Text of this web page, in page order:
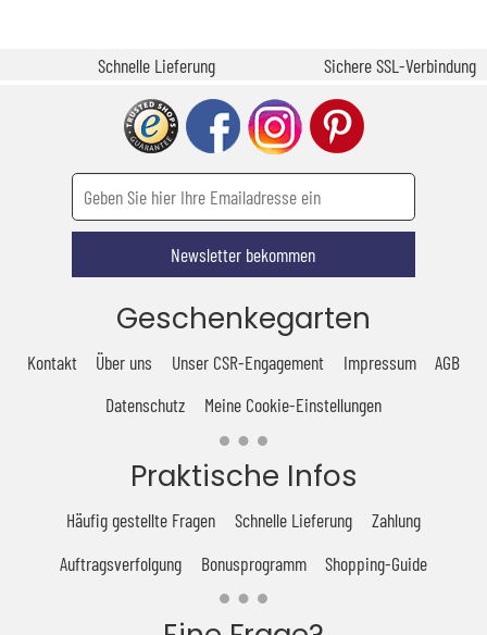
Schnelle Lieferung Sichere SSL-Verbindung
Newsletter bekommen
Geschenkegarten
Kontakt Über uns Unser CSR-Engagement Impressum
AGB
Datenschutz
Meine Cookie-Einstellungen
Praktische Infos
Häufig gestellte Fragen Schnelle Lieferung
Zahlung
Auftragsverfolgung
Bonusprogramm Shopping-Guide